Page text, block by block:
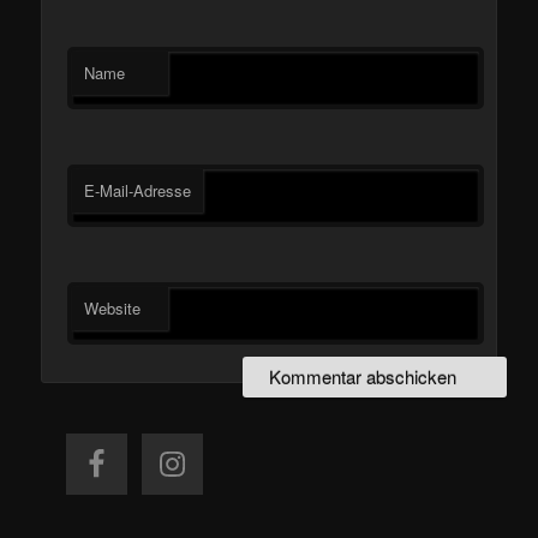
Name
E-Mail-Adresse
Website